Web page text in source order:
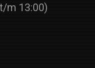
m 13:00)